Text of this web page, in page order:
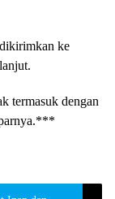
ke
termasuk dengan